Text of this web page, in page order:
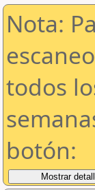
Nota:
todos
botón: